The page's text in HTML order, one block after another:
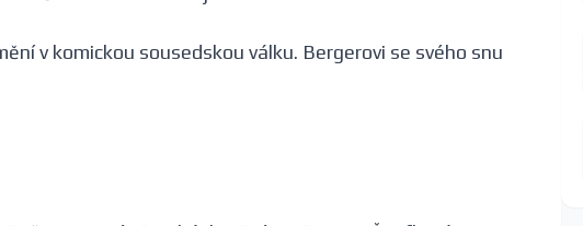
v komickou sousedskou válku. Bergerovi se svého snu